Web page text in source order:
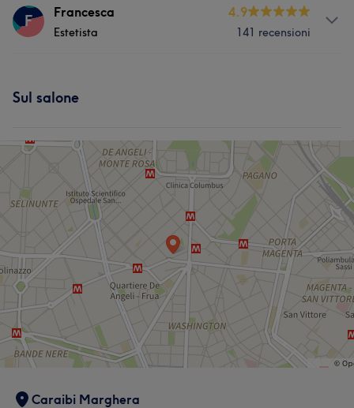
Servizi
F Francesca
Estetista
4.9
141 recensioni
Massaggio Depilazione
Sul salone
Caraibi Marghera